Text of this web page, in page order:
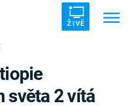
ŽIVĚ
světa 2 vítá